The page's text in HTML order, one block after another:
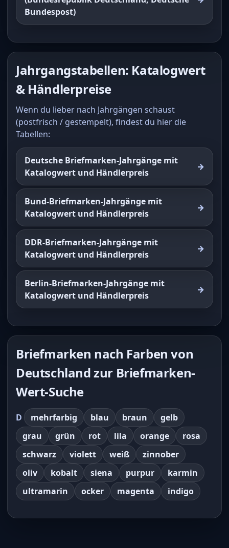
Bundespost)
Jahrgangstabellen: Katalogwert
& Händlerpreise
Wenn du lieber nach Jahrgängen schaust
(postfrisch / gestempelt), findest du hier die
Tabellen:
Deutsche Briefmarken-Jahrgänge mit
Katalogwert und Händlerpreis
Bund-Briefmarken-Jahrgänge mit
Katalogwert und Händlerpreis
DDR-Briefmarken-Jahrgänge mit
Katalogwert und Händlerpreis
Berlin-Briefmarken-Jahrgänge mit
Katalogwert und Händlerpreis
Briefmarken nach Farben von
Deutschland zur Briefmarken-
Wert-Suche
D mehrfarbig blau braun
gelb
grau
grün rot lila orange
rosa
schwarz
violett weiß
zinnober
oliv
kobalt siena purpur
karmin
ultramarin
ocker magenta indigo